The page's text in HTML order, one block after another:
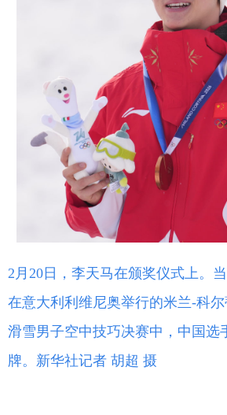
2月20日，李天马在颁奖仪式上。当
在意大利利维尼奥举行的米兰-科
滑雪男子空中技巧决赛中，中国选
牌。新华社记者 胡超 摄